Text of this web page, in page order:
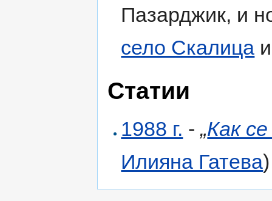
Пазарджик, и
село Скалица
Статии
1988 г. -„Как
Илияна Гатева